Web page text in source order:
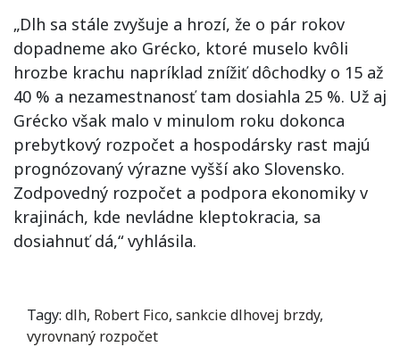
„Dlh sa stále zvyšuje a hrozí, že o pár rokov
dopadneme ako Grécko, ktoré muselo kvôli
hrozbe krachu napríklad znížiť dôchodky o 15 až
40 % a nezamestnanosť tam dosiahla 25 %. Už aj
Grécko však malo v minulom roku dokonca
prebytkový rozpočet a hospodársky rast majú
prognózovaný výrazne vyšší ako Slovensko.
Zodpovedný rozpočet a podpora ekonomiky v
krajinách, kde nevládne kleptokracia, sa
dosiahnuť dá,“ vyhlásila.
Tagy: dlh, Robert Fico, sankcie dlhovej brzdy,
vyrovnaný rozpočet